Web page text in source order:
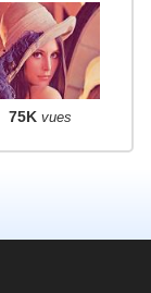
75K vues